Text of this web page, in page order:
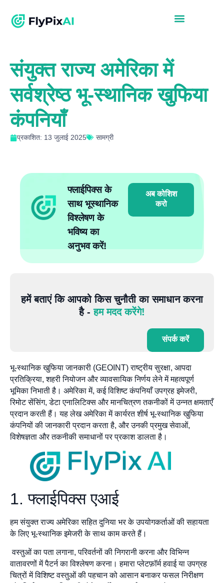
संयुक्त राज्य अमेरिका में
सर्वश्रेष्ठ भू-स्थानिक खुफिया
कंपनियाँ
प्रकाशित: 13 जुलाई 2025 सामग्री
फ्लाईपिक्स के
साथ भूस्थानिक
विश्लेषण के
भविष्य का
अनुभव करें!
अब कोशिश
करो
हमें बताएं कि आपको किस चुनौती का समाधान करना
है -हम मदद करेंगे!
संपर्क करें
भू-स्थानिक खुफिया जानकारी (GEOINT) राष्ट्रीय सुरक्षा, आपदा
प्रतिक्रिया, शहरी नियोजन और व्यावसायिक निर्णय लेने में महत्वपूर्ण
भूमिका निभाती है। अमेरिका में, कई विशिष्ट कंपनियाँ उपग्रह इमेजरी,
रिमोट सेंसिंग, डेटा एनालिटिक्स और मानचित्रण तकनीकों में उन्नत क्षमताएँ
प्रदान करती हैं। यह लेख अमेरिका में कार्यरत शीर्ष भू-स्थानिक खुफिया
कंपनियों की जानकारी प्रदान करता है, और उनकी प्रमुख सेवाओं,
विशेषज्ञता और तकनीकी समाधानों पर प्रकाश डालता है।
1. फ्लाईपिक्स एआई
हम संयुक्त राज्य अमेरिका सहित दुनिया भर के उपयोगकर्ताओं की सहायता
के लिए भू-स्थानिक इमेजरी के साथ काम करते हैं।
वस्तुओं का पता लगाना, परिवर्तनों की निगरानी करना और विभिन्न
वातावरणों में पैटर्न का विश्लेषण करना। हमारा प्लेटफ़ॉर्म हवाई या उपग्रह
चित्रों में विशिष्ट वस्तुओं की पहचान को आसान बनाकर फसल निरीक्षण